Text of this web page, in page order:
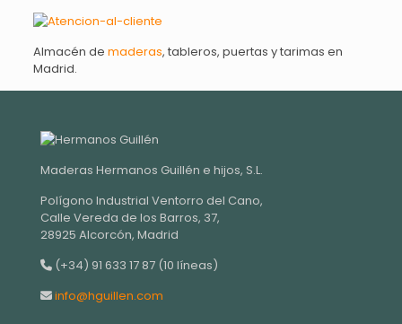
Almacén de maderas, tableros, puertas y tarimas en
Madrid.
Maderas Hermanos Guillén e hijos, S.L.
Polígono Industrial Ventorro del Cano,
Calle Vereda de los Barros, 37,
28925 Alcorcón, Madrid
(+34) 91 633 17 87 (10 líneas)
info@hguillen.com